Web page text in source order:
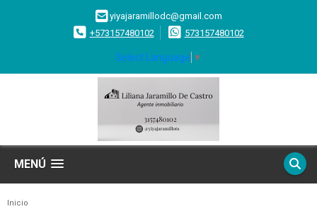
yiyajaramillodc@gmail.com
+573157480102
573157480102
Select Language ▼
MENÚ
Inicio